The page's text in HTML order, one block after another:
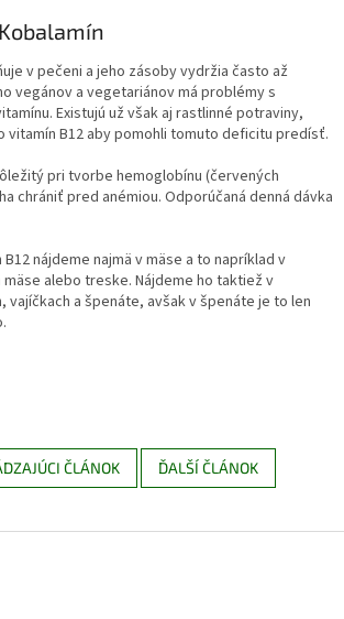
v pečeni a jeho zásoby vydržia často až
vegánov a vegetariánov má problémy s
Existujú už však aj rastlinné potraviny,
vitamín B12 aby pomohli tomuto deficitu predísť.
pri tvorbe hemoglobínu (červených
chrániť pred anémiou. Odporúčaná denná dávka
nájdeme najmä v mäse a to napríklad v
alebo treske. Nájdeme ho taktiež v
vajíčkach a špenáte, avšak v špenáte je to len
ČLÁNOK ĎALŠÍ ČLÁNOK